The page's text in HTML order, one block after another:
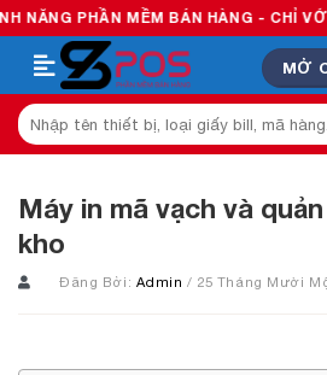
Skip
to
content
MỀM BÁN HÀNG - CHỈ VỚI 3 BƯỚC
MỞ
Tìm
kiếm:
Máy in mã vạch và
kho
Đăng Bởi: Admin/ 25 Tháng Mười